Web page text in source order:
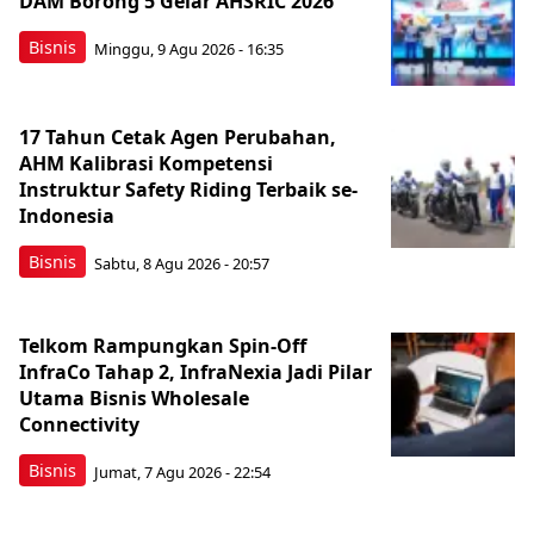
Bisnis Minggu, 9 Agu 2026 - 16:35
Bisnis
17 Tahun Cetak Agen Perubahan,
AHM Kalibrasi Kompetensi
Instruktur Safety Riding Terbaik se-
Indonesia
Sabtu, 8 Agu 2026 - 20:57
Bisnis
Telkom Rampungkan Spin-Off
InfraCo Tahap 2, InfraNexia Jadi Pilar
Utama Bisnis Wholesale
Connectivity
Jumat, 7 Agu 2026 - 22:54